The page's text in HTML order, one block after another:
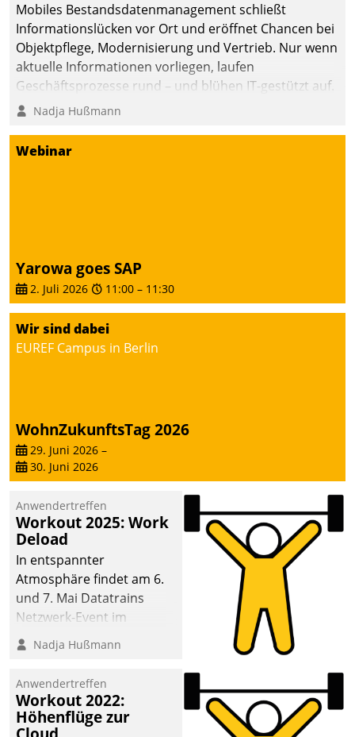
Mobiles Bestandsdatenmanagement schließt
Informationslücken vor Ort und eröffnet Chancen bei
Objektpflege, Modernisierung und Vertrieb. Nur wenn
aktuelle Informationen vorliegen, laufen
Geschäftsprozesse rund – und blühen IT-gestützt auf.
Nadja Hußmann
Webinar
Yarowa goes SAP
2. Juli 2026 11:00 – 11:30
Wir sind dabei
EUREF Campus in Berlin
WohnZukunftsTag 2026
29. Juni 2026 –
30. Juni 2026
Anwendertreffen
Workout 2025: Work
Deload
In entspannter
Atmosphäre findet am 6.
und 7. Mai Datatrains
Netzwerk-Event im
Kunden- und Partnerkreis
statt. Zentrale Frage: Wie
Mammutprojekte
meistern und Workloads
wuppen – bei zunehmend
Nadja Hußmann
Anwendertreffen
Workout 2022:
Höhenflüge zur